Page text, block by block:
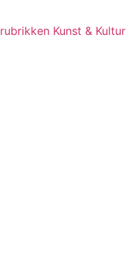
Kunst & Kultur